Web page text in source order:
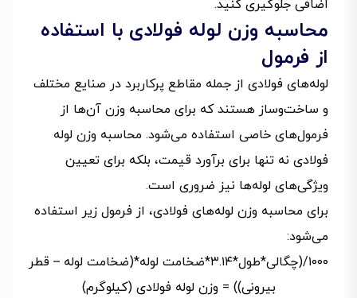
اضافی جلوگیری کنید.
محاسبه وزن لوله فولادی با استفاده
از فرمول
لوله‌های فولادی از جمله مقاطع پرکاربرد در صنایع مختلف
و ساخت‌وساز هستند که برای محاسبه وزن آن‌ها از
فرمول‌های خاصی استفاده می‌شود. محاسبه وزن لوله
فولادی نه تنها برای برآورد قیمت، بلکه برای تعیین
ویژگی‌های لوله‌ها نیز ضروری است.
برای محاسبه وزن لوله‌های فولادی، از فرمول زیر استفاده
می‌شود:
۱۰۰۰/(چگالی*طول*۳.۱۴*ضخامت لوله*(ضخامت لوله – قطر
بیرونی)) = وزن لوله فولادی (کیلوگرم)